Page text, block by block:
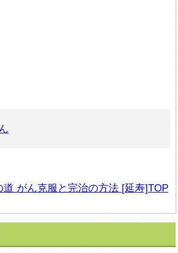
道 がん克服と完治の方法 [延寿]TOP